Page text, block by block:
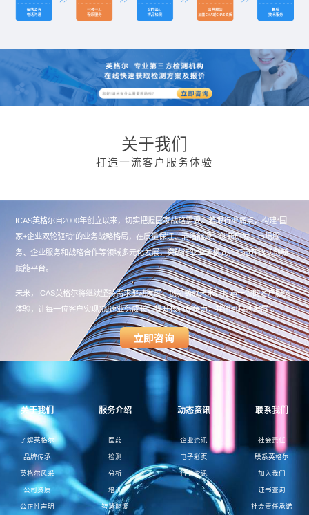
关于我们
打造一流客户服务体验
ICAS英格尔自2000年创立以来，切实把握国家战略需要、着眼行业痛点，构建“国
家+企业双轮驱动”的业务战略格局，在质量保证、清洁能源、创新研发、市场服
务、企业服务和战略合作等领域多元化发展，突破行业业务模式，打造开放式创新
赋能平台。
未来，ICAS英格尔将继续坚持需求驱动发展，创新铸就未来，打造一流的客户服务
体验，让每一位客户实现“加速业务成长，提升核心竞争力，共创可持续发展”。
关于我们
了解英格尔
品牌传承
英格尔风采
公司资质
公正性声明
服务介绍
医药
检测
分析
培训
智慧能源
动态资讯
企业资讯
电子彩页
行业资讯
联系我们
社会责任
联系英格尔
加入我们
证书查询
社会责任承诺